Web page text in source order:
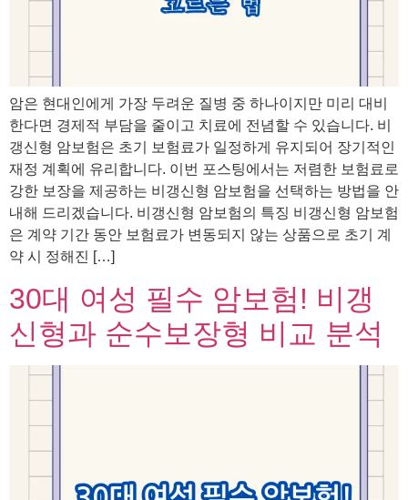
암은 현대인에게 가장 두려운 질병 중 하나이지만 미리 대비
한다면 경제적 부담을 줄이고 치료에 전념할 수 있습니다. 비
갱신형 암보험은 초기 보험료가 일정하게 유지되어 장기적인
재정 계획에 유리합니다. 이번 포스팅에서는 저렴한 보험료로
강한 보장을 제공하는 비갱신형 암보험을 선택하는 방법을 안
내해 드리겠습니다. 비갱신형 암보험의 특징 비갱신형 암보험
은 계약 기간 동안 보험료가 변동되지 않는 상품으로 초기 계
약 시 정해진 […]
30대 여성 필수 암보험! 비갱
신형과 순수보장형 비교 분석